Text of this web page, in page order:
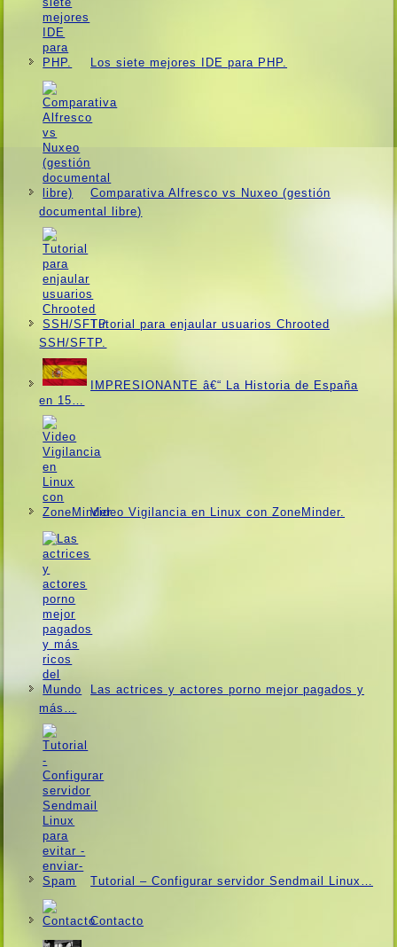
Los siete mejores IDE para PHP.
Comparativa Alfresco vs Nuxeo (gestión
documental libre)
Tutorial para enjaular usuarios Chrooted
SSH/SFTP.
IMPRESIONANTE â€“ La Historia de España
en 15…
Video Vigilancia en Linux con ZoneMinder.
Las actrices y actores porno mejor pagados y
más…
Tutorial – Configurar servidor Sendmail Linux…
Contacto